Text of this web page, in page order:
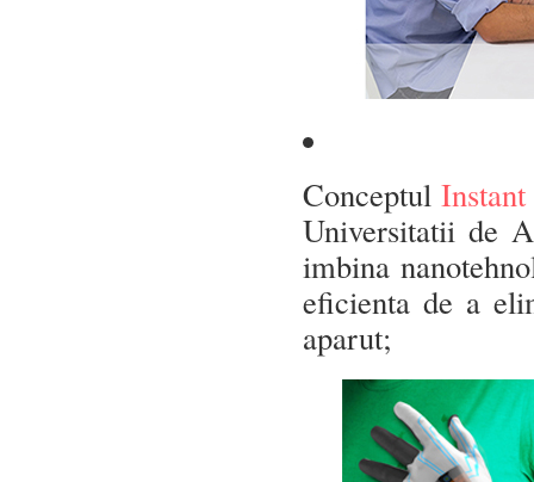
Conceptul
Universitatii de
imbina
eficienta de a
aparut;